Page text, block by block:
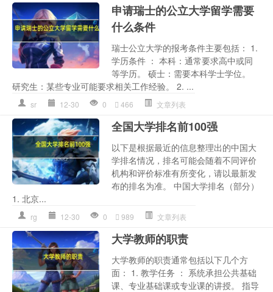
申请瑞士的公立大学留学需要
什么条件
瑞士公立大学的报考条件主要包括： 1.
学历条件 ： 本科：通常要求高中或同
等学历。 硕士：需要本科学士学位。
研究生：某些专业可能要求相关工作经验。 2. ...
sr 12-30 0 466 文章列表
全国大学排名前100强
以下是根据最近的信息整理出的中国大
学排名情况，排名可能会随着不同评价
机构和评价标准有所变化，请以最新发
布的排名为准。 中国大学排名（部分）
1. 北京...
rg 12-30 0 989 文章列表
大学教师的职责
大学教师的职责通常包括以下几个方
面： 1. 教学任务 ： 系统承担公共基础
课、专业基础课或专业课的讲授。 指导